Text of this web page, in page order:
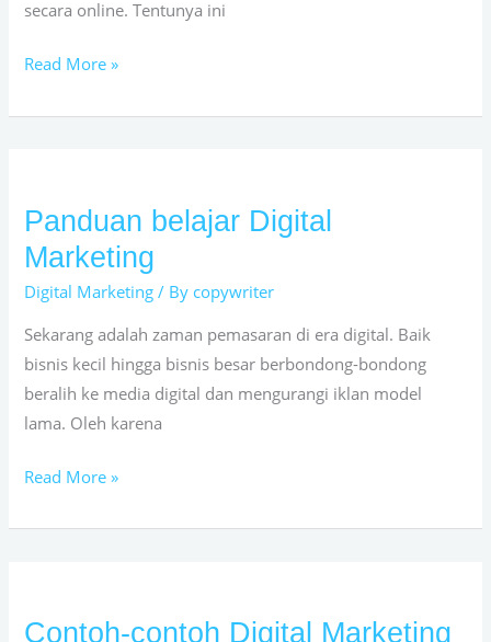
secara online. Tentunya ini
Read More »
Panduan belajar Digital
Marketing
Digital Marketing / By copywriter
Sekarang adalah zaman pemasaran di era digital. Baik
bisnis kecil hingga bisnis besar berbondong-bondong
beralih ke media digital dan mengurangi iklan model
lama. Oleh karena
Panduan
belajar
Digital
Marketing
Read More »
Contoh-contoh Digital Marketing
Contoh-